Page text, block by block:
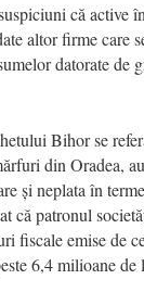
că active
altor firme care
datorate
Bihor se
din Oradea,
și neplata în
că patronul
fiscale emise de
6,4 milioane